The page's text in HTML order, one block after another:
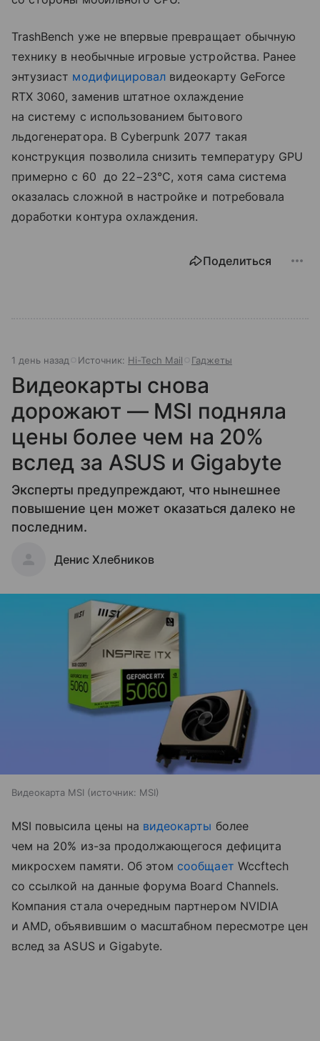
TrashBench уже не впервые превращает обычную
технику в необычные игровые устройства. Ранее
энтузиаст модифицировал видеокарту GeForce
RTX 3060, заменив штатное охлаждение
на систему с использованием бытового
льдогенератора. В Cyberpunk 2077 такая
конструкция позволила снизить температуру GPU
примерно с 60 до 22−23°C, хотя сама система
оказалась сложной в настройке и потребовала
доработки контура охлаждения.
Поделиться
1 день назад Источник: Hi-Tech Mail Гаджеты
Видеокарты снова
дорожают — MSI подняла
цены более чем на 20%
вслед за ASUS и Gigabyte
Эксперты предупреждают, что нынешнее
повышение цен может оказаться далеко не
последним.
Денис Хлебников
Видеокарта MSI источник: MSI
MSI повысила цены на видеокарты более
чем на 20% из-за продолжающегося дефицита
микросхем памяти. Об этом сообщает Wccftech
со ссылкой на данные форума Board Channels.
Компания стала очередным партнером NVIDIA
и AMD, объявившим о масштабном пересмотре цен
вслед за ASUS и Gigabyte.